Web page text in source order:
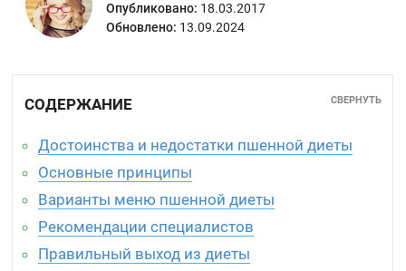
Опубликовано: 18.03.2017
Обновлено: 13.09.2024
СОДЕРЖАНИЕ СВЕРНУТЬ
Достоинства и недостатки пшенной диеты
Основные принципы
Варианты меню пшенной диеты
Рекомендации специалистов
Правильный выход из диеты